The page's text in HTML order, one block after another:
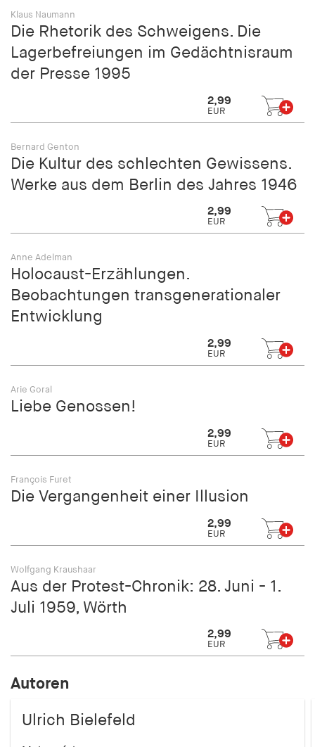
Klaus Naumann
Die Rhetorik des Schweigens. Die
Lagerbefreiungen im Gedächtnisraum
der Presse 1995
2,99
EUR
Bernard Genton
Die Kultur des schlechten Gewissens.
Werke aus dem Berlin des Jahres 1946
2,99
EUR
Anne Adelman
Holocaust-Erzählungen.
Beobachtungen transgenerationaler
Entwicklung
2,99
EUR
Arie Goral
Liebe Genossen!
2,99
EUR
François Furet
Die Vergangenheit einer Illusion
2,99
EUR
Wolfgang Kraushaar
Aus der Protest-Chronik: 28. Juni - 1.
Juli 1959, Wörth
2,99
EUR
Autoren
Ulrich Bielefeld
Cookie Laufzeit:
Sitzung
fonts_loaded
fonts_loaded
Anbieter:
hamburger-edition.de
Cookie Laufzeit: